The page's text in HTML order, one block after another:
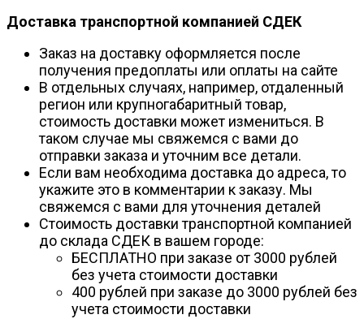
Доставка транспортной компанией СДЕК
Заказ на доставку оформляется после
получения предоплаты или оплаты на сайте
В отдельных случаях, например, отдаленный
регион или крупногабаритный товар,
стоимость доставки может измениться. В
таком случае мы свяжемся с вами до
отправки заказа и уточним все детали.
Если вам необходима доставка до адреса, то
укажите это в комментарии к заказу. Мы
свяжемся с вами для уточнения деталей
Стоимость доставки транспортной компанией
до склада СДЕК в вашем городе:
БЕСПЛАТНО при заказе от 3000 рублей
без учета стоимости доставки
400 рублей при заказе до 3000 рублей без
учета стоимости доставки